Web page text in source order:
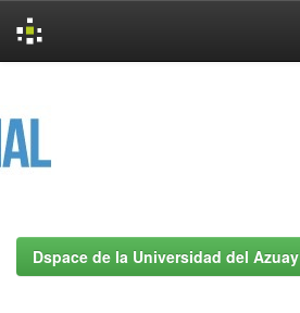
Dspace de la Universidad del Azuay